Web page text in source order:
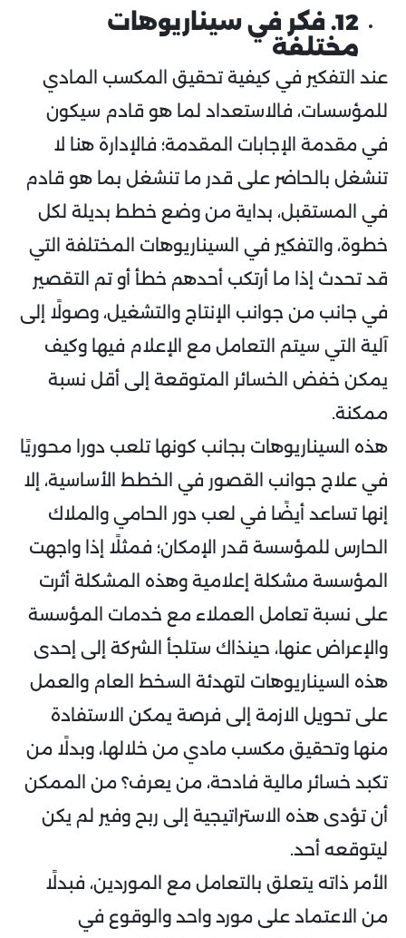
12. فكر في سيناريوهات
مختلفة
عند التفكير في كيفية تحقيق المكسب المادي
للمؤسسات، فالاستعداد لما هو قادم سيكون
في مقدمة الإجابات المقدمة؛ فالإدارة هنا لا
تنشغل بالحاضر على قدر ما تنشغل بما هو قادم
في المستقبل، بداية من وضع خطط بديلة لكل
خطوة، والتفكير في السيناريوهات المختلفة التي
قد تحدث إذا ما أرتكب أحدهم خطأ أو تم التقصير
في جانب من جوانب الإنتاج والتشغيل، وصولًا إلى
آلية التي سيتم التعامل مع الإعلام فيها وكيف
يمكن خفض الخسائر المتوقعة إلى أقل نسبة
ممكنة.
هذه السيناريوهات بجانب كونها تلعب دورا محوريًا
في علاج جوانب القصور في الخطط الأساسية، إلا
إنها تساعد أيضًا في لعب دور الحامي والملاك
الحارس للمؤسسة قدر الإمكان؛ فمثلًا إذا واجهت
المؤسسة مشكلة إعلامية وهذه المشكلة أثرت
على نسبة تعامل العملاء مع خدمات المؤسسة
والإعراض عنها، حينذاك ستلجأ الشركة إلى إحدى
هذه السيناريوهات لتهدئة السخط العام والعمل
على تحويل الازمة إلى فرصة يمكن الاستفادة
منها وتحقيق مكسب مادي من خلالها، وبدلًا من
تكبد خسائر مالية فادحة، من يعرف؟ من الممكن
أن تؤدى هذه الاستراتيجية إلى ربح وفير لم يكن
ليتوقعه أحد.
الأمر ذاته يتعلق بالتعامل مع الموردين، فبدلًا
من الاعتماد على مورد واحد والوقوع في